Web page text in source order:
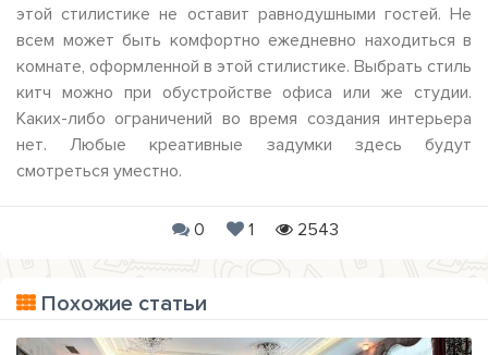
этой стилистике не оставит равнодушными гостей. Не
всем может быть комфортно ежедневно находиться в
комнате, оформленной в этой стилистике. Выбрать стиль
китч можно при обустройстве офиса или же студии.
Каких-либо ограничений во время создания интерьера
нет. Любые креативные задумки здесь будут
смотреться уместно.
0 1 2543
Похожие статьи